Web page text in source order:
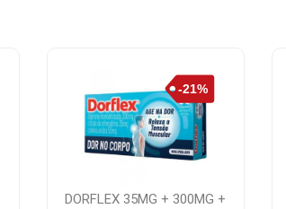
DORFLEX 35MG + 300MG +